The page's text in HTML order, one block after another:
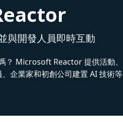
與開發人員即時互動
？ Microsoft Reactor 提供活動、
企業家和初創公司建置 AI 技術等